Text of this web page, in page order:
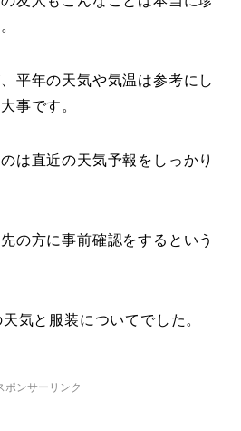
平年の天気や気温は参考にし
事です。
は直近の天気予報をしっかり
の方に事前確認をするという
気と服装についてでした。
ポンサーリンク